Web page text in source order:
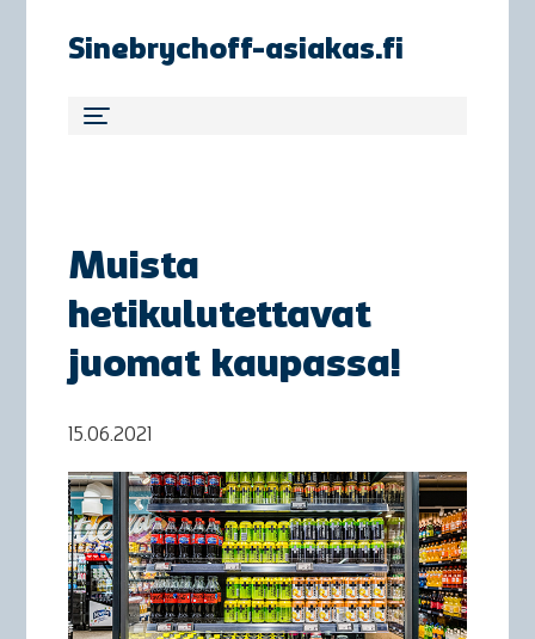
Sinebrychoff-asiakas.fi
Muista
hetikulutettavat
juomat kaupassa!
15.06.2021